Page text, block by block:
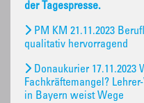
der Tagespresse.
PM KM 21.11.2023
qualitativ hervorragend
Donaukurier 17.11.2023
Fachkräftemangel?
in Bayern weist Wege